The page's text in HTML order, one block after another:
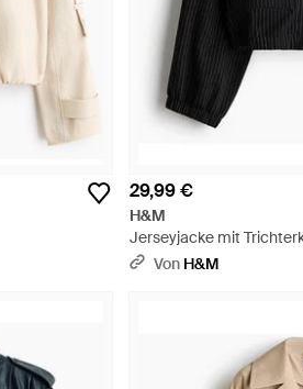
29,99 €
H&M
Jerseyjacke mit
Von H&M